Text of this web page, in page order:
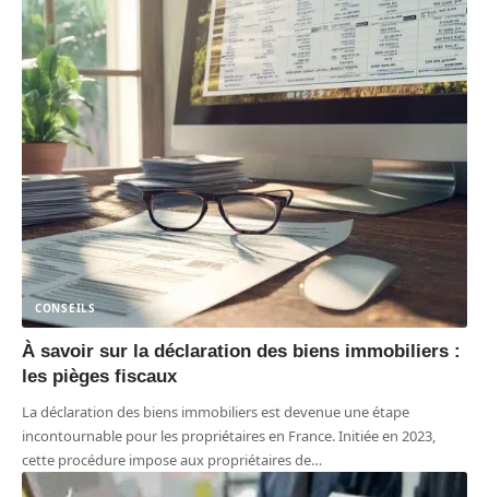
CONSEILS
À savoir sur la déclaration des biens immobiliers :
les pièges fiscaux
La déclaration des biens immobiliers est devenue une étape
incontournable pour les propriétaires en France. Initiée en 2023,
cette procédure impose aux propriétaires de…